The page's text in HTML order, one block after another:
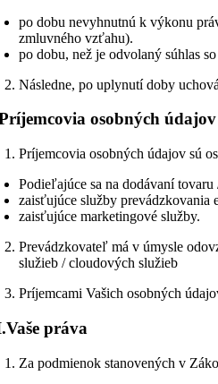
po dobu nevyhnutnú k výkonu
zmluvného vzťahu).
po dobu, než je odvolaný súhlas
Následne, po uplynutí doby
osobných
Príjemcovia osobných údajov sú
Podieľajúce sa na dodávaní
zaisťujúce služby prevádzkovania
zaisťujúce marketingové služby.
Prevádzkovateľ má v úmysle
služieb / cloudových služieb
Príjemcami Vašich osobných
Vaše práva
Za podmienok stanovených v